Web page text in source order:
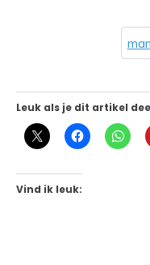
Leuk als je dit artikel
Vind ik leuk: